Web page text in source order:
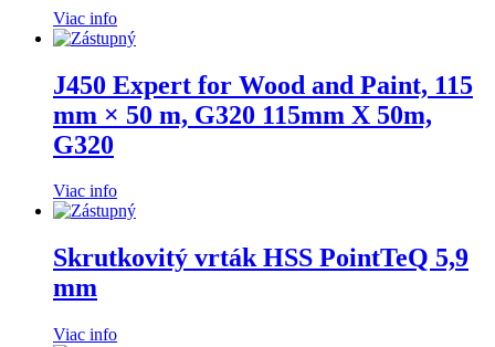
Viac info
J450 Expert for Wood and Paint, 115
mm × 50 m, G320 115mm X 50m,
G320
Viac info
Skrutkovitý vrták HSS PointTeQ 5,9
mm
Viac info